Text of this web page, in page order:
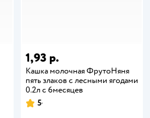
1,93 р.
Кашка молочная ФрутоНяня
пять злаков с лесными ягодами
0.2л с 6месяцев
5